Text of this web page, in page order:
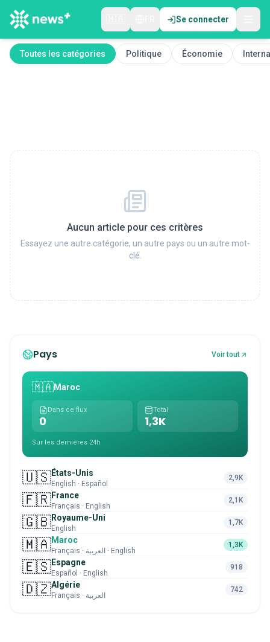
Se connecter
Toutes les catégories Politique Économie
Aucun article pour ces critères
Essayez une autre catégorie, un autre pays ou un autre mot-
clé.
Pays Voir tout
🇲🇦Maroc
Dans ce flux
0
Total
1,3K
Sur les dernières 24h
🇺🇸États-Unis
English · Español
2,9K
🇫🇷France
Français · English
2,1K
🇬🇧Royaume-Uni
English
1,7K
🇲🇦Maroc
Français · العربية · English
1,3K
🇪🇸Espagne
Español · English
918
🇩🇿Algérie
Français · العربية
742